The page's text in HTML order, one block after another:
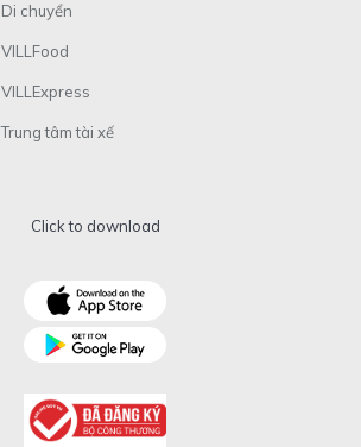
Di chuyển
VILLFood
VILLExpress
Trung tâm tài xế
Click to download